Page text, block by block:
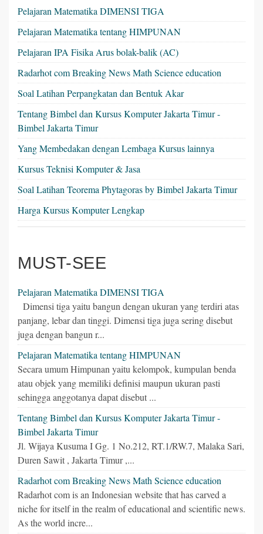
Pelajaran Matematika DIMENSI TIGA
Pelajaran Matematika tentang HIMPUNAN
Pelajaran IPA Fisika Arus bolak-balik (AC)
Radarhot com Breaking News Math Science education
Soal Latihan Perpangkatan dan Bentuk Akar
Tentang Bimbel dan Kursus Komputer Jakarta Timur -
Bimbel Jakarta Timur
Yang Membedakan dengan Lembaga Kursus lainnya
Kursus Teknisi Komputer & Jasa
Soal Latihan Teorema Phytagoras by Bimbel Jakarta Timur
Harga Kursus Komputer Lengkap
MUST-SEE
Pelajaran Matematika DIMENSI TIGA
Dimensi tiga yaitu bangun dengan ukuran yang terdiri atas
panjang, lebar dan tinggi. Dimensi tiga juga sering disebut
juga dengan bangun r...
Pelajaran Matematika tentang HIMPUNAN
Secara umum Himpunan yaitu kelompok, kumpulan benda
atau objek yang memiliki definisi maupun ukuran pasti
sehingga anggotanya dapat disebut ...
Tentang Bimbel dan Kursus Komputer Jakarta Timur -
Bimbel Jakarta Timur
Jl. Wijaya Kusuma I Gg. 1 No.212, RT.1/RW.7, Malaka Sari,
Duren Sawit , Jakarta Timur ,...
Radarhot com Breaking News Math Science education
Radarhot com is an Indonesian website that has carved a
niche for itself in the realm of educational and scientific news.
As the world incre...